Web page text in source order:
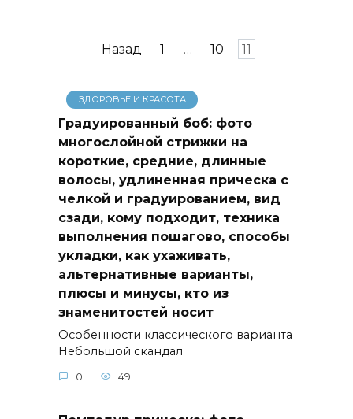
Назад 1 … 10 11
ЗДОРОВЬЕ И КРАСОТА
Градуированный боб: фото
многослойной стрижки на
короткие, средние, длинные
волосы, удлиненная прическа с
челкой и градуированием, вид
сзади, кому подходит, техника
выполнения пошагово, способы
укладки, как ухаживать,
альтернативные варианты,
плюсы и минусы, кто из
знаменитостей носит
Особенности классического варианта
Небольшой скандал
0 49